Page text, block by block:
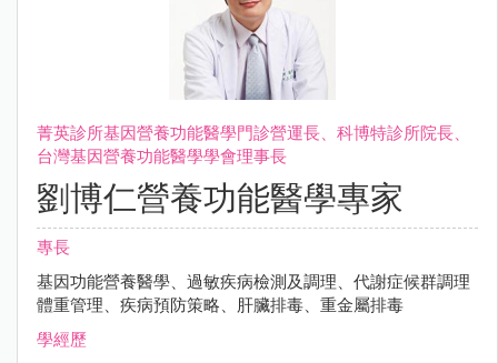
菁英診所基因營養功能醫學門診營運長、科博特診所院長、
台灣基因營養功能醫學學會理事長
劉博仁營養功能醫學專家
專長
基因功能營養醫學、過敏疾病檢測及調理、代謝症候群調理
體重管理、疾病預防策略、肝臟排毒、重金屬排毒
學經歷